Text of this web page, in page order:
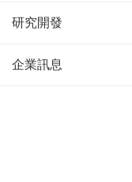
研究開發
企業訊息